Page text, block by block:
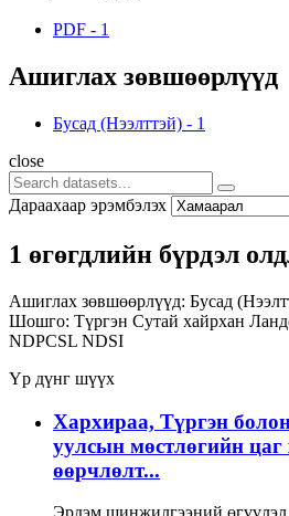
PDF - 1
Ашиглах зөвшөөрлүүд
Бусад (Нээлттэй) - 1
close
Дараахаар эрэмбэлэх
1 өгөгдлийн бүрдэл
Ашиглах зөвшөөрлүүд: Бусад
Шошго: Түргэн Сутай хайрхан
NDPCSL NDSI
Үр дүнг шүүх
Хархираа, Түргэн
уулсын мөстлөгийн
өөрчлөлт...